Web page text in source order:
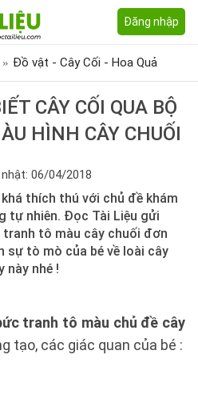
Đăng nhập
Đồ vật - Cây Cối - Hoa Quả
CÂY CỐI QUA BỘ
HÌNH CÂY CHUỐI
06/04/2018
thích thú với chủ đề khám
tự nhiên. Đọc Tài Liệu gửi
tô màu cây chuối đơn
sự tò mò của bé về loài cây
này nhé !
tranh tô màu chủ đề cây
tạo, các giác quan của bé :